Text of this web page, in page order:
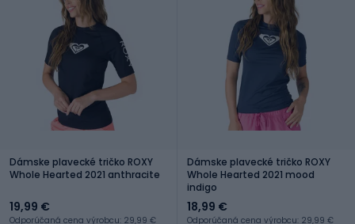
Dámske plavecké tričko ROXY
Whole Hearted 2021 anthracite
19,99 €
Odporúčaná cena výrobcu: 29,99 €
Dámske plavecké tričko ROXY
Whole Hearted 2021 mood
indigo
18,99 €
Odporúčaná cena výrobcu: 29,99 €